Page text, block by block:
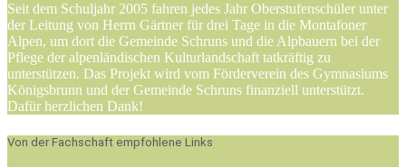
Seit dem Schuljahr 2005 fahren jedes Jahr Oberstufenschüler unter
der Leitung von Herrn Gärtner für drei Tage in die Montafoner
Alpen, um dort die Gemeinde Schruns und die Alpbauern bei der
Pflege der alpenländischen Kulturlandschaft tatkräftig zu
unterstützen. Das Projekt wird vom Förderverein des Gymnasiums
Königsbrunn und der Gemeinde Schruns finanziell unterstützt.
Dafür herzlichen Dank!
Von der Fachschaft empfohlene Links